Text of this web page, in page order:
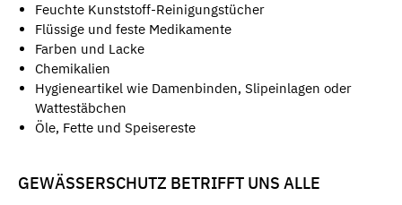
Feuchte Kunststoff-Reinigungstücher
Flüssige und feste Medikamente
Farben und Lacke
Chemikalien
Hygieneartikel wie Damenbinden, Slipeinlagen oder
Wattestäbchen
Öle, Fette und Speisereste
GEWÄSSERSCHUTZ BETRIFFT UNS ALLE